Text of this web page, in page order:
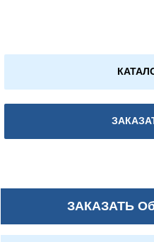
ЗАКАЗАТЬ